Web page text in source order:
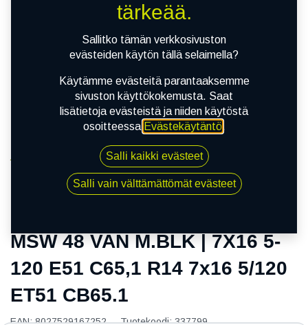
MSW 48 VAN M.BLK | 7X16 5-120 E51 C65,1 R14
7x16 5/120 ET51 CB65.1
MSW 48 VAN M.BLK | 7X16 5-
120 E51 C65,1 R14 7x16 5/120
ET51 CB65.1
EAN:8027529167252 Tuotekoodi:337799
tärkeää.
Sallitko tämän verkkosivuston
evästeiden käytön tällä selaimella?
Käytämme evästeitä parantaaksemme
sivuston käyttökokemusta. Saat
lisätietoja evästeistä ja niiden käytöstä
osoitteessa Evästekäytäntö.
Salli kaikki evästeet
Salli vain välttämättömät evästeet